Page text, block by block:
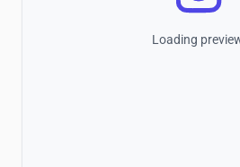
Loading